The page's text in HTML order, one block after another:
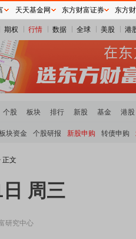
期权 行情 数据 全球 美股 港
个股 板块 排行 新股 基金 港股
块资金 个股研报 新股申购 转债申购
正文
周三
研究中心
天天基金网 东方财富证券 东方